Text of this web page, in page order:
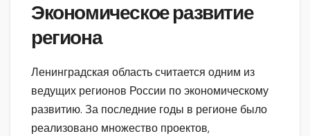
Экономическое развитие
региона
Ленинградская область считается одним из
ведущих регионов России по экономическому
развитию. За последние годы в регионе было
реализовано множество проектов,